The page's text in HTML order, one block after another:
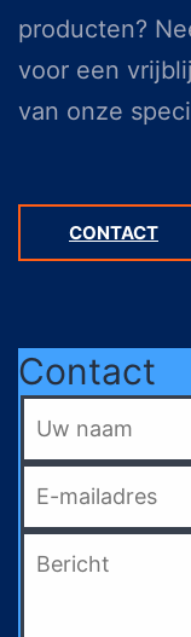
producten?
voor een
van onze
CONTACT
Contact